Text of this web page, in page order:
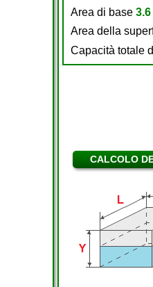
CALCOLO